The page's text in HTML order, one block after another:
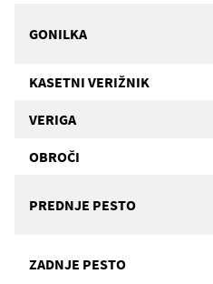
GONILKA
KASETNI VERIŽNIK
VERIGA
OBROČI
PREDNJE PESTO
ZADNJE PESTO